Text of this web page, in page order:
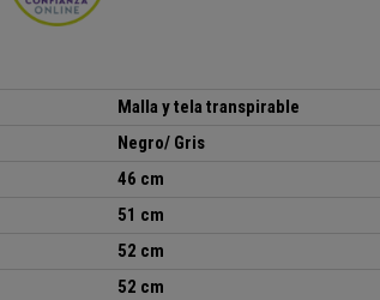
Malla y tela transpirable
Negro/ Gris
46 cm
51 cm
52 cm
52 cm